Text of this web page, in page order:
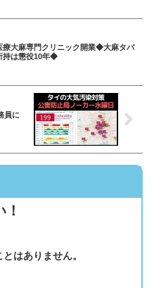
大麻専門クリニック開業◆大麻タバ
持は懲役10年◆
員に
はありません。